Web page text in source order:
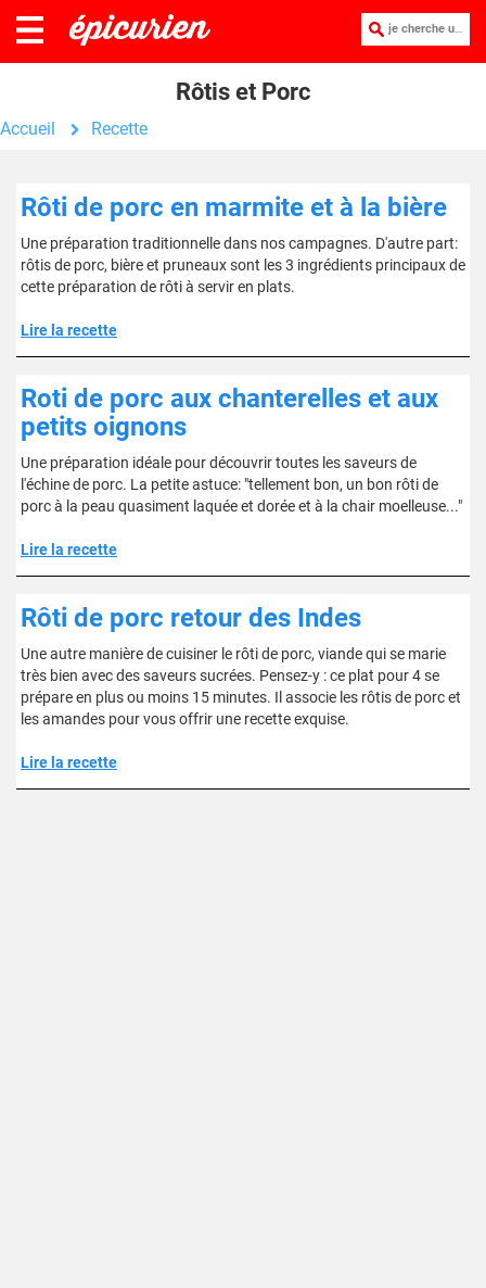
je cherche une recette :
Rôtis et Porc
Accueil Recette
Rôti de porc en marmite et à la bière
Une préparation traditionnelle dans nos campagnes. D'autre part:
rôtis de porc, bière et pruneaux sont les 3 ingrédients principaux de
cette préparation de rôti à servir en plats.
Lire la recette
Roti de porc aux chanterelles et aux
petits oignons
Une préparation idéale pour découvrir toutes les saveurs de
l'échine de porc. La petite astuce: "tellement bon, un bon rôti de
porc à la peau quasiment laquée et dorée et à la chair moelleuse..."
Lire la recette
Rôti de porc retour des Indes
Une autre manière de cuisiner le rôti de porc, viande qui se marie
très bien avec des saveurs sucrées. Pensez-y : ce plat pour 4 se
prépare en plus ou moins 15 minutes. Il associe les rôtis de porc et
les amandes pour vous offrir une recette exquise.
Lire la recette